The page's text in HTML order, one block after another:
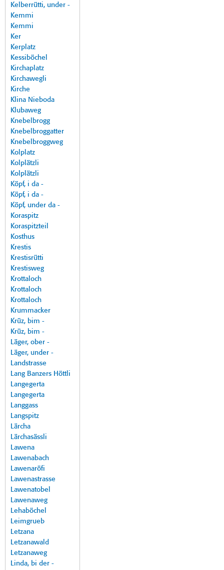
Kelberrütti, under -
Kemmi
Kemmi
Ker
Kerplatz
Kessiböchel
Kirchaplatz
Kirchawegli
Kirche
Klina Nieboda
Klubaweg
Knebelbrogg
Knebelbroggatter
Knebelbroggweg
Kolplatz
Kolplätzli
Kolplätzli
Köpf, i da -
Köpf, i da -
Köpf, under da -
Koraspitz
Koraspitzteil
Kosthus
Krestis
Krestisrütti
Krestisweg
Krottaloch
Krottaloch
Krottaloch
Krummacker
Krüz, bim -
Krüz, bim -
Läger, ober -
Läger, under -
Landstrasse
Lang Banzers Höttli
Langegerta
Langegerta
Langgass
Langspitz
Lärcha
Lärchasässli
Lawena
Lawenabach
Lawenaröfi
Lawenastrasse
Lawenatobel
Lawenaweg
Lehaböchel
Leimgrueb
Letzana
Letzanawald
Letzanaweg
Linda, bi der -